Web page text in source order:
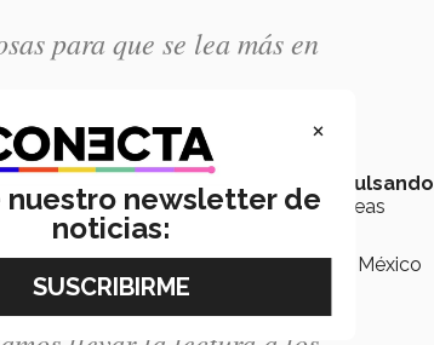
para que se lea más en
la editorial “Gris tormenta”, impulsando
de diálogo en donde se propongan ideas
un libro cada tres meses. En México
del INEGI del 2018.
×
nuestro newsletter de
noticias: